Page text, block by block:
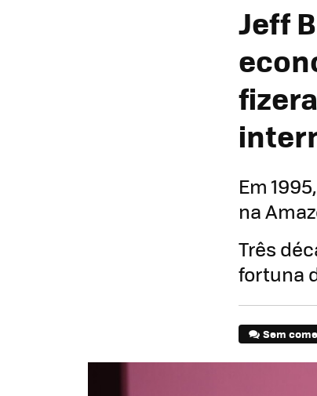
Jeff
Em
na
Três
fortuna
Sem